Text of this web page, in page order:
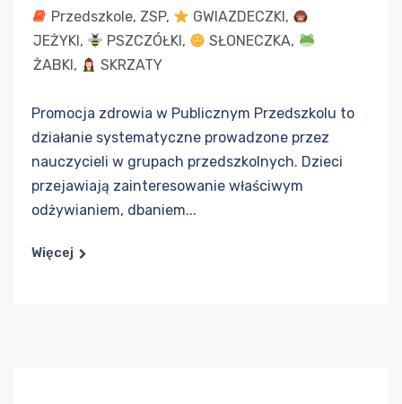
Przedszkole, ZSP, GWIAZDECZKI,
JEŻYKI, PSZCZÓŁKI, SŁONECZKA,
ŻABKI, SKRZATY
Promocja zdrowia w Publicznym Przedszkolu to
działanie systematyczne prowadzone przez
nauczycieli w grupach przedszkolnych. Dzieci
przejawiają zainteresowanie właściwym
odżywianiem, dbaniem...
Więcej